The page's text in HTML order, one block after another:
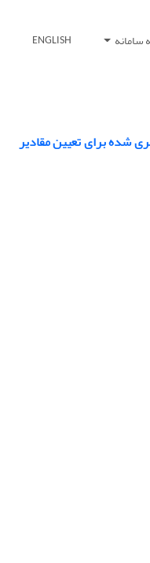
سامانه ENGLISH
شده برای تعیین مقادیر